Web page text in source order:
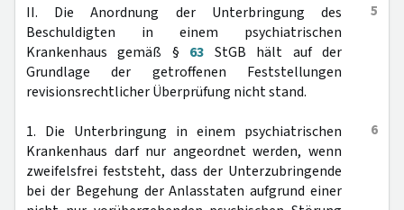
5
II. Die Anordnung der Unterbringung des
Beschuldigten in einem psychiatrischen
Krankenhaus gemäß § 63 StGB hält auf der
Grundlage der getroffenen Feststellungen
revisionsrechtlicher Überprüfung nicht stand.
6
1. Die Unterbringung in einem psychiatrischen
Krankenhaus darf nur angeordnet werden, wenn
zweifelsfrei feststeht, dass der Unterzubringende
bei der Begehung der Anlasstaten aufgrund einer